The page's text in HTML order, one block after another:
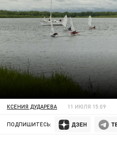
КСЕНИЯ ДУДАРЕВА 11 ИЮЛЯ 15:09
ПОДПИШИТЕСЬ: